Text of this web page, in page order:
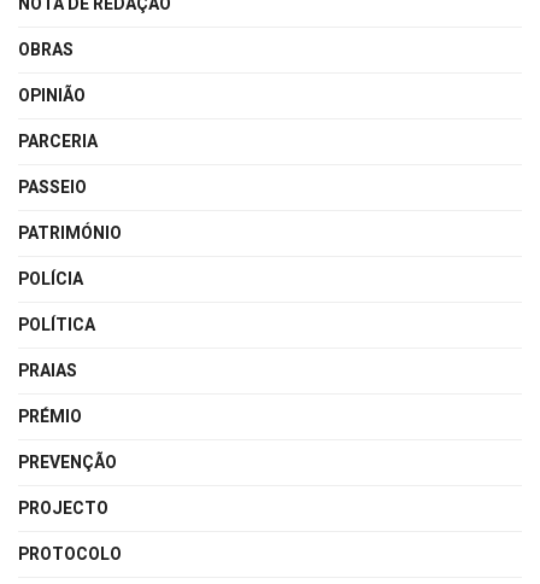
OBRAS
OPINIÃO
PARCERIA
PASSEIO
PATRIMÓNIO
POLÍCIA
POLÍTICA
PRAIAS
PRÉMIO
PREVENÇÃO
PROJECTO
PROTOCOLO